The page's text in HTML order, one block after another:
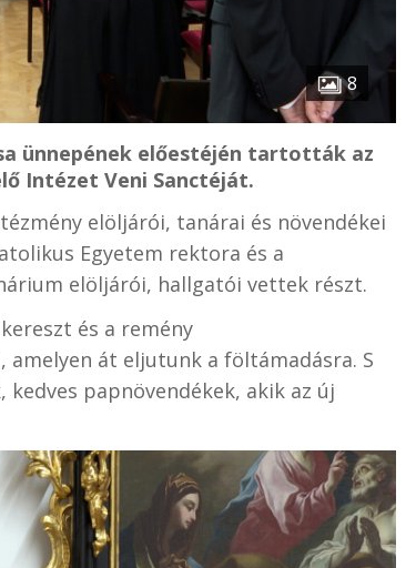
8
ünnepének előestéjén tartották az
Intézet Veni Sanctéját.
elöljárói, tanárai és növendékei
Egyetem rektora és a
elöljárói, hallgatói vettek részt.
és a remény
amelyen át eljutunk a föltámadásra. S
papnövendékek, akik az új